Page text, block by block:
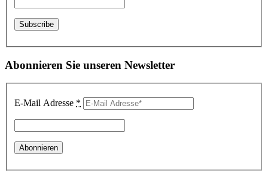
Abonnieren Sie unseren Newsletter
E-Mail Adresse *